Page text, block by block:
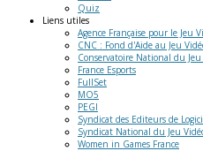
Quiz
Liens utiles
Agence Française pour le Jeu
CNC : Fond d'Aide au Jeu
Conservatoire National du Jeu
France Esports
FullSet
MO5
PEGI
Syndicat des Editeurs de
Syndicat National du Jeu
Women in Games France